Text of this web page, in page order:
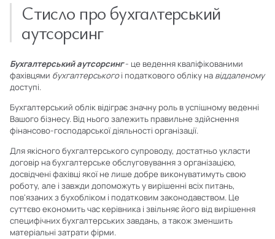
Стисло про бухгалтерський
аутсорсинг
Бухгалтерський аутсорсинг- це ведення кваліфікованими
фахівцями бухгалтерськогоі податкового обліку на віддаленому
доступі.
Бухгалтерський облік відіграє значну роль в успішному веденні
Вашого бізнесу. Від нього залежить правильне здійснення
фінансово-господарської діяльності організації.
Для якісного бухгалтерського супроводу, достатньо укласти
договір на бухгалтерське обслуговування з організацією,
досвідчені фахівці якої не лише добре виконуватимуть свою
роботу, але і завжди допоможуть у вирішенні всіх питань,
пов'язаних з бухобліком і податковим законодавством. Це
суттєво економить час керівника і звільняє його від вирішення
специфічних бухгалтерських завдань, а також зменшить
матеріальні затрати фірми.